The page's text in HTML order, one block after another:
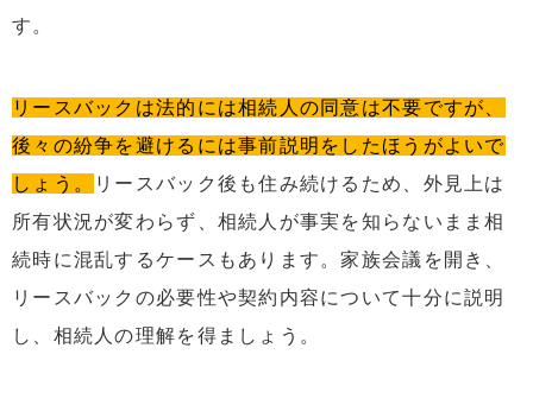
す。
リースバックは法的には相続人の同意は不要ですが、
後々の紛争を避けるには事前説明をしたほうがよいで
しょう。
リースバック後も住み続けるため、外見上は
所有状況が変わらず、相続人が事実を知らないまま相
続時に混乱するケースもあります。家族会議を開き、
リースバックの必要性や契約内容について十分に説明
し、相続人の理解を得ましょう。